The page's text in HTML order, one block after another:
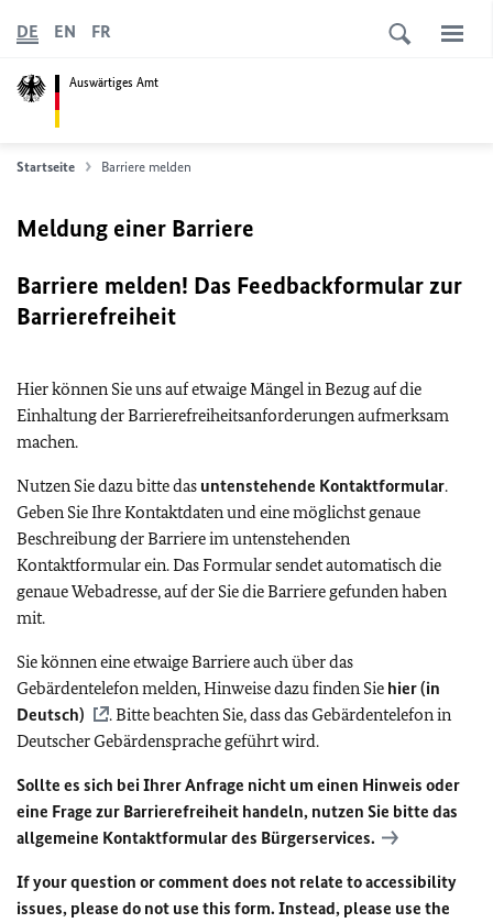
Auswärtiges Amt
DE EN FR
Startseite Barriere melden
Meldung einer Barriere
Barriere melden! Das Feedbackformular zur
Barrierefreiheit
Hier können Sie uns auf etwaige Mängel in Bezug auf die
Einhaltung der Barrierefreiheitsanforderungen aufmerksam
machen.
Nutzen Sie dazu bitte das untenstehende Kontaktformular.
Geben Sie Ihre Kontaktdaten und eine möglichst genaue
Beschreibung der Barriere im untenstehenden
Kontaktformular ein. Das Formular sendet automatisch die
genaue Webadresse, auf der Sie die Barriere gefunden haben
mit.
Sie können eine etwaige Barriere auch über das
Gebärdentelefon melden, Hinweise dazu finden Sie hier (in
Deutsch)
. Bitte beachten Sie, dass das Gebärdentelefon in
Deutscher Gebärdensprache geführt wird.
Sollte es sich bei Ihrer Anfrage nicht um einen Hinweis oder
eine Frage zur Barrierefreiheit handeln, nutzen Sie bitte das
allgemeine Kontaktformular des Bürgerservices.
If your question or comment does not relate to accessibility
issues, please do not use this form. Instead, please use the